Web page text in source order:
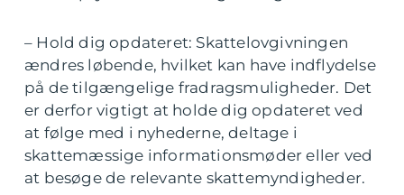
– Hold dig opdateret: Skattelovgivningen
ændres løbende, hvilket kan have indflydelse
på de tilgængelige fradragsmuligheder. Det
er derfor vigtigt at holde dig opdateret ved
at følge med i nyhederne, deltage i
skattemæssige informationsmøder eller ved
at besøge de relevante skattemyndigheder.